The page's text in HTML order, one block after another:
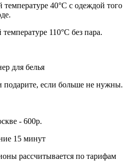
40°C с одеждой того
110°С без пара.
для белья
подарите, если больше не нужны.
- 600р.
15 минут
рассчитывается по тарифам